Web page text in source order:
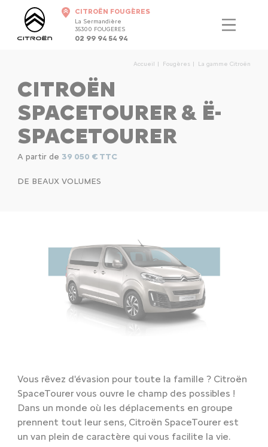
CITROËN FOUGÈRES
La Sermandière
35300 FOUGERES
02 99 94 54 94
Accueil Fougères La gamme Citroën
CITROËN
SPACETOURER & Ë-
SPACETOURER
A partir de 39 050 € TTC
DE BEAUX VOLUMES
Vous rêvez d'évasion pour toute la famille ? Citroën
SpaceTourer vous ouvre le champ des possibles !
Dans un monde où les déplacements en groupe
prennent tout leur sens, Citroën SpaceTourer est
un van plein de caractère qui vous facilite la vie.